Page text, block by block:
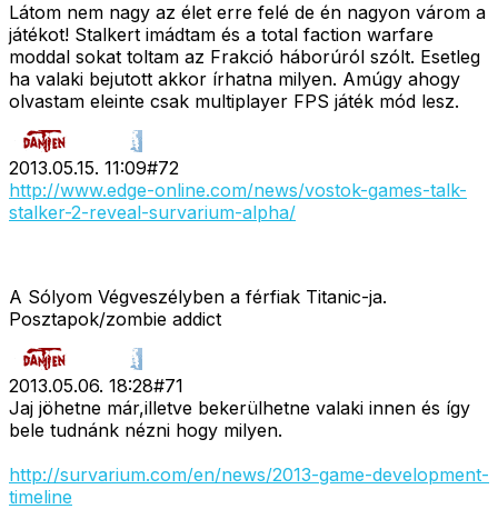
Látom nem nagy az élet erre felé de én nagyon várom a
játékot! Stalkert imádtam és a total faction warfare
moddal sokat toltam az Frakció háborúról szólt. Esetleg
ha valaki bejutott akkor írhatna milyen. Amúgy ahogy
olvastam eleinte csak multiplayer FPS játék mód lesz.
2013.05.15. 11:09#72
http://www.edge-online.com/news/vostok-games-talk-
stalker-2-reveal-survarium-alpha/
A Sólyom Végveszélyben a férfiak Titanic-ja.
Posztapok/zombie addict
2013.05.06. 18:28#71
Jaj jöhetne már,illetve bekerülhetne valaki innen és így
bele tudnánk nézni hogy milyen.
http://survarium.com/en/news/2013-game-development-
timeline